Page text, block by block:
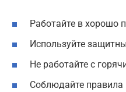
Работайте в хорошо
Используйте
Не работайте с
Соблюдайте правила